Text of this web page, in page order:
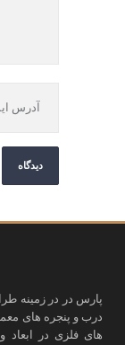
پارس در در زمینه
درب و پنجره های
های فلزی در